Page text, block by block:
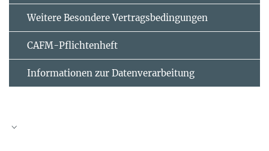
Weitere Besondere Vertragsbedingungen
CAFM-Pflichtenheft
Informationen zur Datenverarbeitung